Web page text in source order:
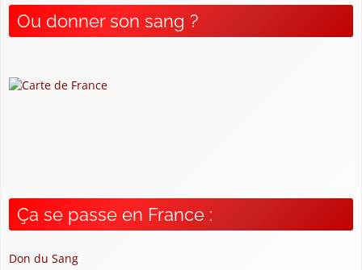
Ou donner son sang ?
Ça se passe en France :
Don du Sang